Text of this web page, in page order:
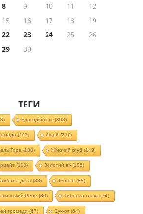
8 9 10 11
12
15 16 17 18
19
22 23 24 25
26
29
30
ТЕГИ
Благодійність (308)
(267) Ліцей (216)
Тора (188) Жіночий клуб (149)
(108) Золотий вік(105)
дата (88) JFuture (88)
Ребе (80) Тижнева глава (74)
громади (67) Суккот (64)